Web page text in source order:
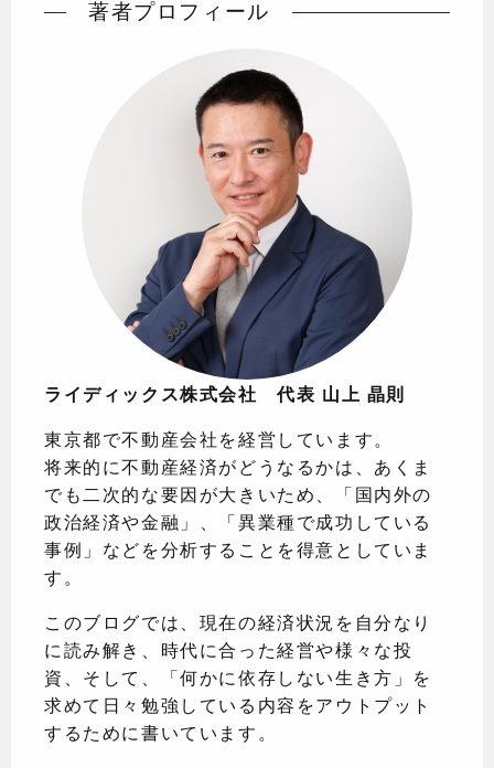
著者プロフィール
ライディックス株式会社 代表 山上 晶則
東京都で不動産会社を経営しています。
将来的に不動産経済がどうなるかは、あくま
でも二次的な要因が大きいため、「国内外の
政治経済や金融」、「異業種で成功している
事例」などを分析することを得意としていま
す。
このブログでは、現在の経済状況を自分なり
に読み解き、時代に合った経営や様々な投
資、そして、「何かに依存しない生き方」を
求めて日々勉強している内容をアウトプット
するために書いています。